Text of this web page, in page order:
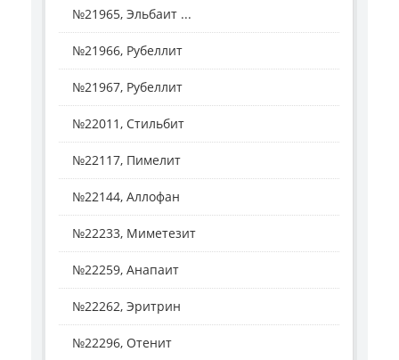
№21965, Эльбаит ...
№21966, Рубеллит
№21967, Рубеллит
№22011, Стильбит
№22117, Пимелит
№22144, Аллофан
№22233, Миметезит
№22259, Анапаит
№22262, Эритрин
№22296, Отенит